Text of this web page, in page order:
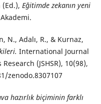
Eğitimde zekanın yeni
N., Adalı, R., & Kurnaz,
International Journal
(JSHSR), 10(98),
zenodo.8307107
hazırlık biçiminin farklı